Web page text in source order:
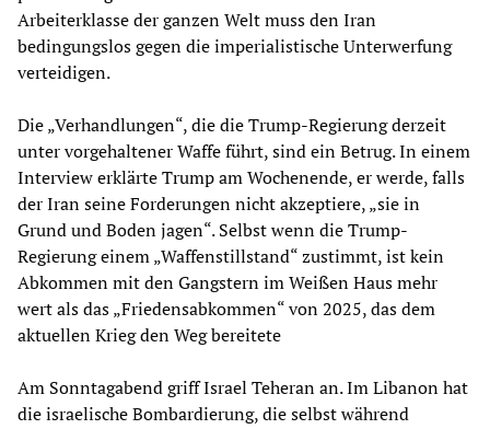
Arbeiterklasse der ganzen Welt muss den Iran
bedingungslos gegen die imperialistische Unterwerfung
verteidigen.
Die „Verhandlungen“, die die Trump-Regierung derzeit
unter vorgehaltener Waffe führt, sind ein Betrug. In einem
Interview erklärte Trump am Wochenende, er werde, falls
der Iran seine Forderungen nicht akzeptiere, „sie in
Grund und Boden jagen“. Selbst wenn die Trump-
Regierung einem „Waffenstillstand“ zustimmt, ist kein
Abkommen mit den Gangstern im Weißen Haus mehr
wert als das „Friedensabkommen“ von 2025, das dem
aktuellen Krieg den Weg bereitete
Am Sonntagabend griff Israel Teheran an. Im Libanon hat
die israelische Bombardierung, die selbst während